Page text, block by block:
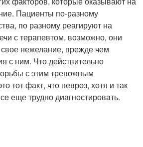
Пациенты по-разному
по разному реагируют на
с терапевтом, возможно, они
нежелание, прежде чем
с ним. Что действительно
с этим тревожным
тот факт, что невроз, хотя и так
еще трудно диагностировать.